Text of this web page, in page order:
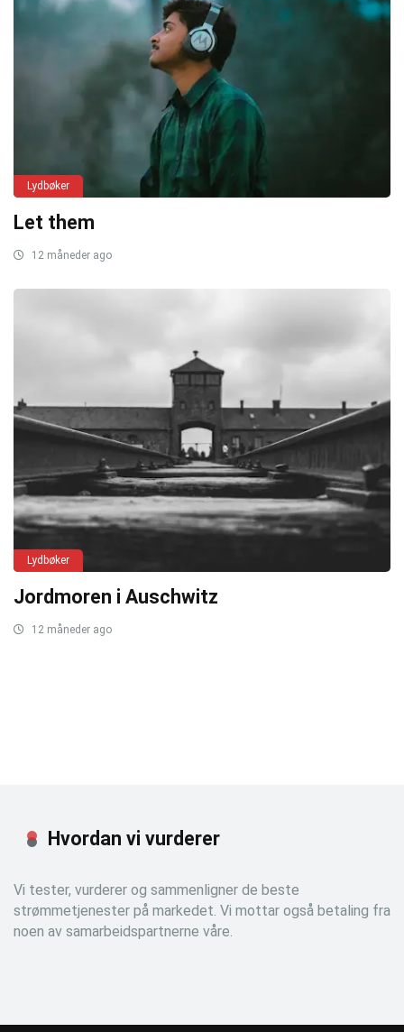
Lydbøker
Let them
12 måneder ago
Lydbøker
Jordmoren i Auschwitz
12 måneder ago
Hvordan vi vurderer
Vi tester, vurderer og sammenligner de beste
strømmetjenester på markedet. Vi mottar også betaling fra
noen av samarbeidspartnerne våre.